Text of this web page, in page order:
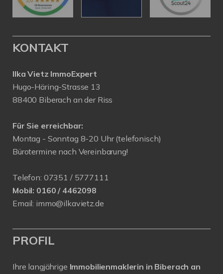
KONTAKT
Ilka Vietz ImmoExpert
Hugo-Häring-Strasse 13
88400 Biberach an der Riss
Für Sie erreichbar:
Montag - Sonntag 8-20 Uhr (telefonisch)
Bürotermine nach Vereinbarung!
Telefon: 07351 / 5777111
Mobil: 0160 / 4462098
Email: immo@ilkavietz.de
PROFIL
Ihre langjährige Immobilienmaklerin in Biberach an